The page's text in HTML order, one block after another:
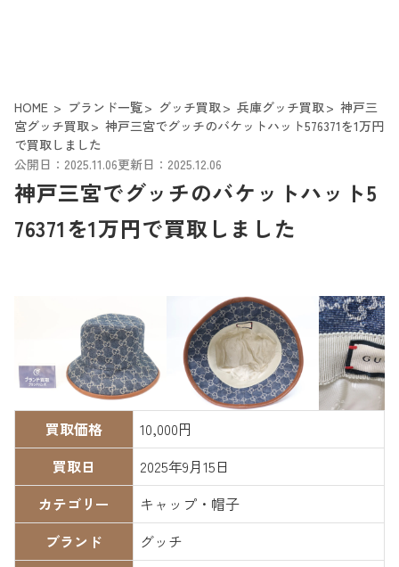
HOME ブランド一覧 グッチ買取 兵庫グッチ買取
神戸三
宮グッチ買取
神戸三宮でグッチのバケットハット576371を1万円
で買取しました
公開日：2025.11.06更新日：2025.12.06
神戸三宮でグッチのバケットハット5
76371を1万円で買取しました
買取価格
10,000円
買取日
2025年9月15日
カテゴリー
キャップ・帽子
ブランド
グッチ